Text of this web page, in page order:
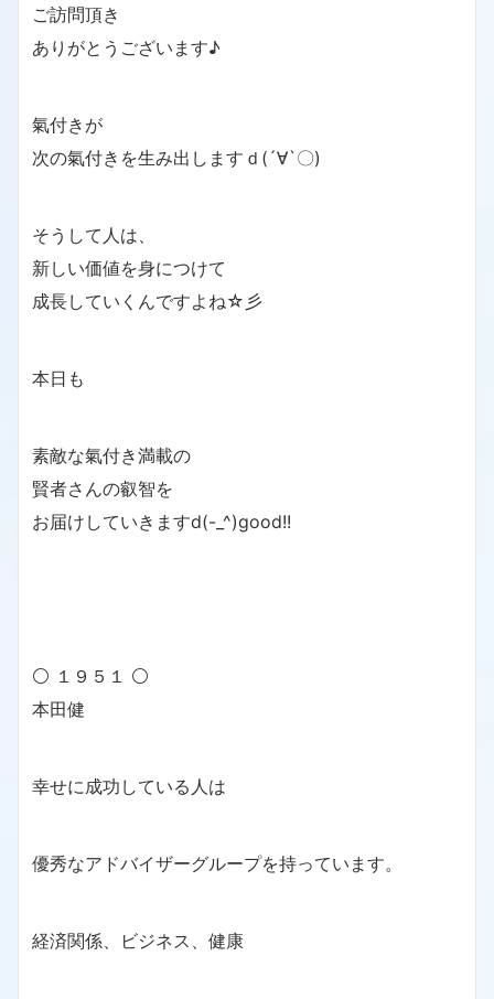
ご訪問頂き
ありがとうございます♪
氣付きが
次の氣付きを生み出しますｄ(´∀`〇)
そうして人は、
新しい価値を身につけて
成長していくんですよね☆彡
本日も
素敵な氣付き満載の
賢者さんの叡智を
お届けしていきますd(-_^)good!!
⚪ １９５１ ⚪
本田健
幸せに成功している人は
優秀なアドバイザーグループを持っています。
経済関係、ビジネス、健康